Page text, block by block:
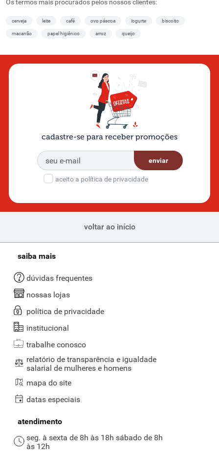
Os termos mais procurados pelos nossos clientes:
cerveja leite café ovo páscoa iogurte biscoito
macarrão papel higiênico arroz queijo
cadastre-se para receber promoções
enviar
aceito a política de privacidade
voltar ao início
saiba mais
dúvidas frequentes
nossas lojas
política de privacidade
institucional
trabalhe conosco
relatório de transparência e igualdade
salarial de mulheres e homens
mapa do site
datas especiais
atendimento
seg. à sexta de 8h às 18h sábado de 8h
às 12h